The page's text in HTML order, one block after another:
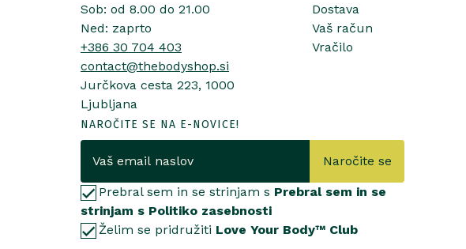
Sob: od 8.00 do 21.00
Ned: zaprto
+386 30 704 403
contact@thebodyshop.si
Jurčkova cesta 223, 1000
Ljubljana
Dostava
Vaš račun
Vračilo
NAROČITE SE NA E-NOVICE!
Naročite se
Prebral sem in se strinjam s Prebral sem in se
strinjam s Politiko zasebnosti
Želim se pridružiti Love Your Body™ Club